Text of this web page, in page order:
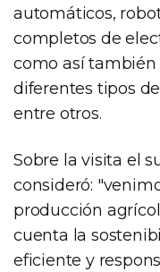
automáticos,
completos de
como así también
diferentes tipos
entre otros.
Sobre la visita el
consideró:
producción
cuenta la
eficiente y